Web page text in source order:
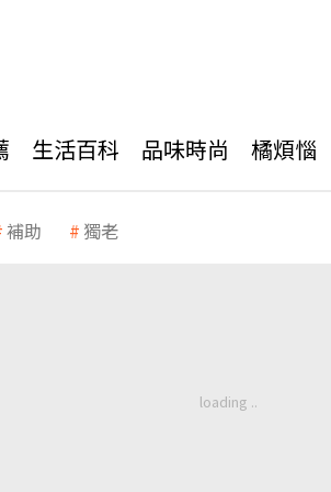
生活百科 品味時尚 橘煩惱
補助 獨老